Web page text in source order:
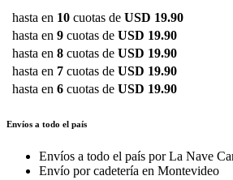
hasta en 10 cuotas de USD 19.90
hasta en 9 cuotas de USD 19.90
hasta en 8 cuotas de USD 19.90
hasta en 7 cuotas de USD 19.90
hasta en 6 cuotas de USD 19.90
Envíos a todo el país
Envíos a todo el país por La Nave
Envío por cadetería en Montevideo